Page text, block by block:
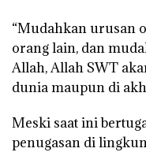
“Mudahkan urusan
orang lain, dan
Allah, Allah SWT
dunia maupun di
Meski saat ini
penugasan di